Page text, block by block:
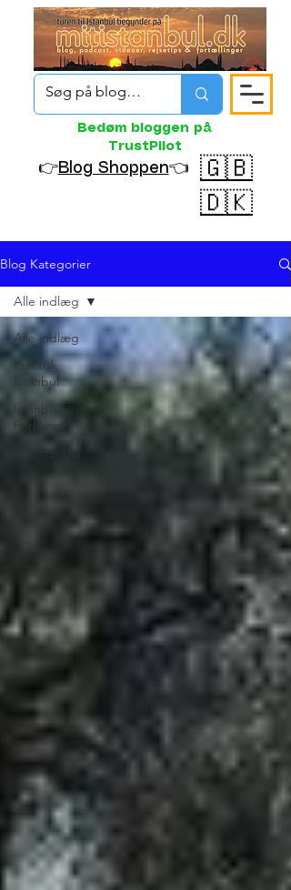
Bedøm bloggen på
TrustPilot
👉Blog Shoppen👈
🇬🇧
🇩🇰
Blog Kategorier
Alle indlæg
Praktisk
Istanbul
Istanbul
Forklaret
Mit Istanbul
Alle indlæg